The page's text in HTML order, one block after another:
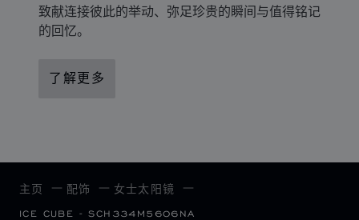
致献连接彼此的举动、弥足珍贵的瞬间与值得铭记
的回忆。
了解更多
主页 配饰
女士太阳镜
ICE CUBE - SCH334M5606NA